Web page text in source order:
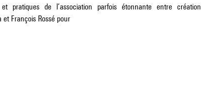
pratiques de l’association parfois étonnante entre création
François Rossé pour